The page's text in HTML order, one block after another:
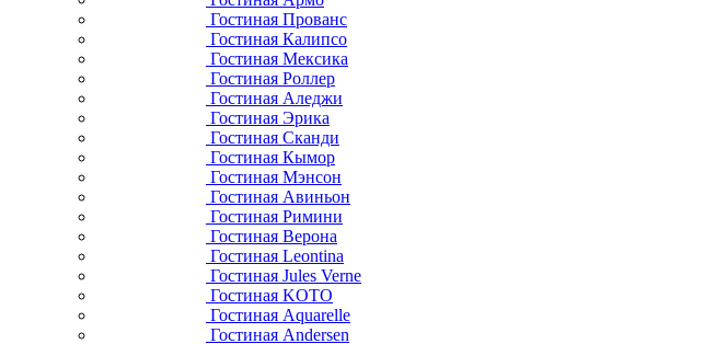
Гостиная Прованс
Гостиная Калипсо
Гостиная Мексика
Гостиная Роллер
Гостиная Аледжи
Гостиная Эрика
Гостиная Сканди
Гостиная Кымор
Гостиная Мэнсон
Гостиная Авиньон
Гостиная Римини
Гостиная Верона
Гостиная Leontina
Гостиная Jules Verne
Гостиная KOTO
Гостиная Aquarelle
Гостиная Andersen